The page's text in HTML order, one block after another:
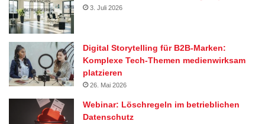
3. Juli 2026
Digital Storytelling für B2B-Marken:
Komplexe Tech-Themen medienwirksam
platzieren
26. Mai 2026
Webinar: Löschregeln im betrieblichen
Datenschutz